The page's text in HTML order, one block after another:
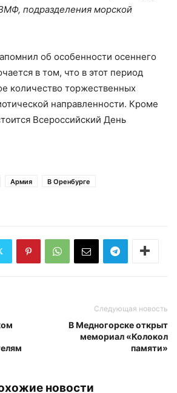
подразделения морской
об особенности осеннего
в том, что в этот период
количество торжественных
направленности. Кроме
Всероссийский День
Армия
В Оренбурге
Следующая новость
В Медногорске открыт
мемориал «Колокол
памяти»
новости